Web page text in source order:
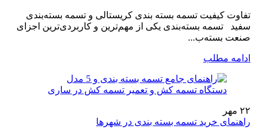
تفاوت کیفیت تسمه بسته‌ بندی کریستالی و تسمه بسته‌بندی
سفید تسمه بسته‌بندی یکی از مهم‌ترین و کاربردی‌ترین اجزای
صنعت بسته‌ب...
ادامه مطلب
۲۲ مهر
راهنمای خرید تسمه بسته بندی در شهرها